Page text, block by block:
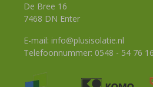
De Bree 16
7468 DN Enter
E-mail: info@plusisolatie.nl
Telefoonnummer: 0548 - 54 76 16